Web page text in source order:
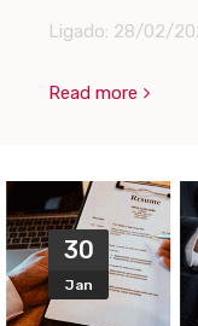
Ligado: 28/02/
Read more
30
Jan